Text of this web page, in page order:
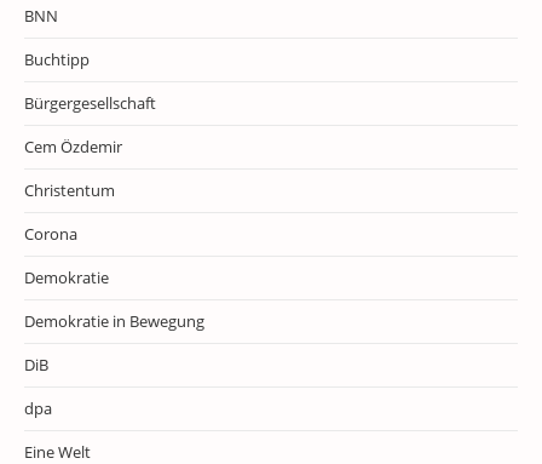
BNN
Buchtipp
Bürgergesellschaft
Cem Özdemir
Christentum
Corona
Demokratie
Demokratie in Bewegung
DiB
dpa
Eine Welt